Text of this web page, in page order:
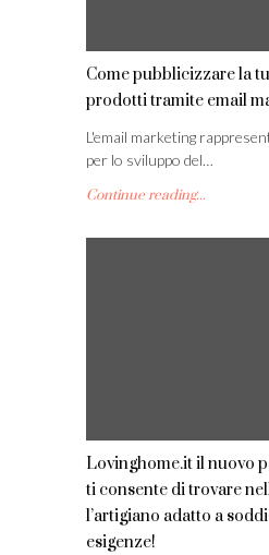
Come pubblicizzare la
prodotti tramite email
L'email marketing
per lo sviluppo del…
Continue reading...
Lovinghome.it il nuovo
ti consente di trovare
l’artigiano adatto a
esigenze!